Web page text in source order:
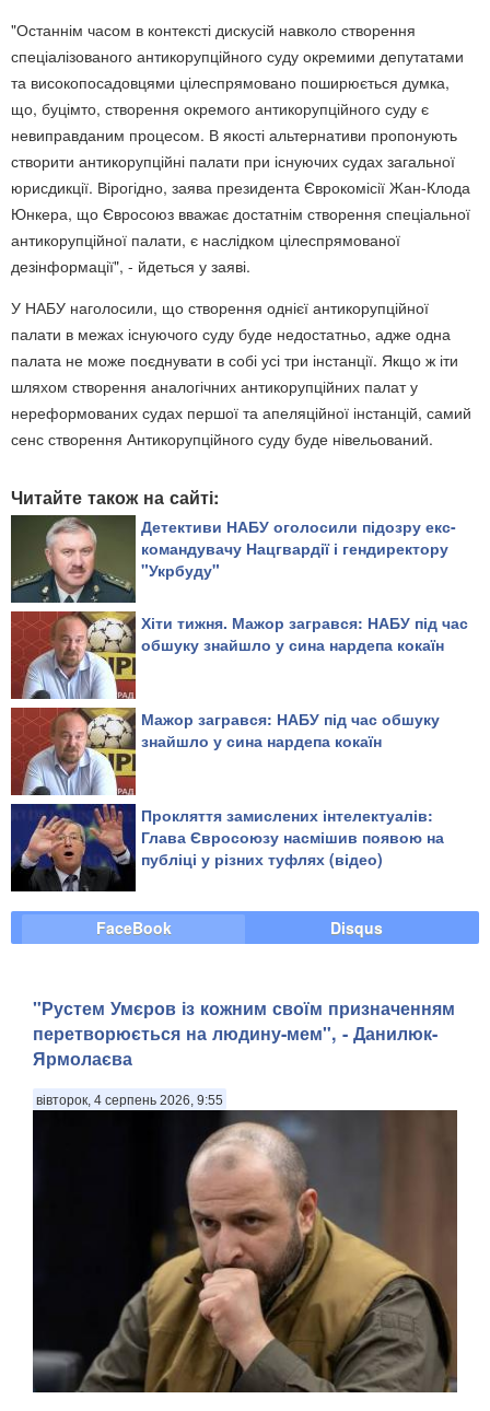
"Останнім часом в контексті дискусій навколо створення
спеціалізованого антикорупційного суду окремими депутатами
та високопосадовцями цілеспрямовано поширюється думка,
що, буцімто, створення окремого антикорупційного суду є
невиправданим процесом. В якості альтернативи пропонують
створити антикорупційні палати при існуючих судах загальної
юрисдикції. Вірогідно, заява президента Єврокомісії Жан-Клода
Юнкера, що Євросоюз вважає достатнім створення спеціальної
антикорупційної палати, є наслідком цілеспрямованої
дезінформації", - йдеться у заяві.
У НАБУ наголосили, що створення однієї антикорупційної
палати в межах існуючого суду буде недостатньо, адже одна
палата не може поєднувати в собі усі три інстанції. Якщо ж іти
шляхом створення аналогічних антикорупційних палат у
нереформованих судах першої та апеляційної інстанцій, самий
сенс створення Антикорупційного суду буде нівельований.
Читайте також на сайті:
Детективи НАБУ оголосили підозру екс-
командувачу Нацгвардії і гендиректору
"Укрбуду"
Хіти тижня. Мажор загрався: НАБУ під час
обшуку знайшло у сина нардепа кокаїн
Мажор загрався: НАБУ під час обшуку
знайшло у сина нардепа кокаїн
Прокляття замислених інтелектуалів:
Глава Євросоюзу насмішив появою на
публіці у різних туфлях (відео)
FaceBook Disqus
"Рустем Умєров із кожним своїм призначенням
перетворюється на людину-мем", - Данилюк-
Ярмолаєва
вівторок, 4 серпень 2026, 9:55